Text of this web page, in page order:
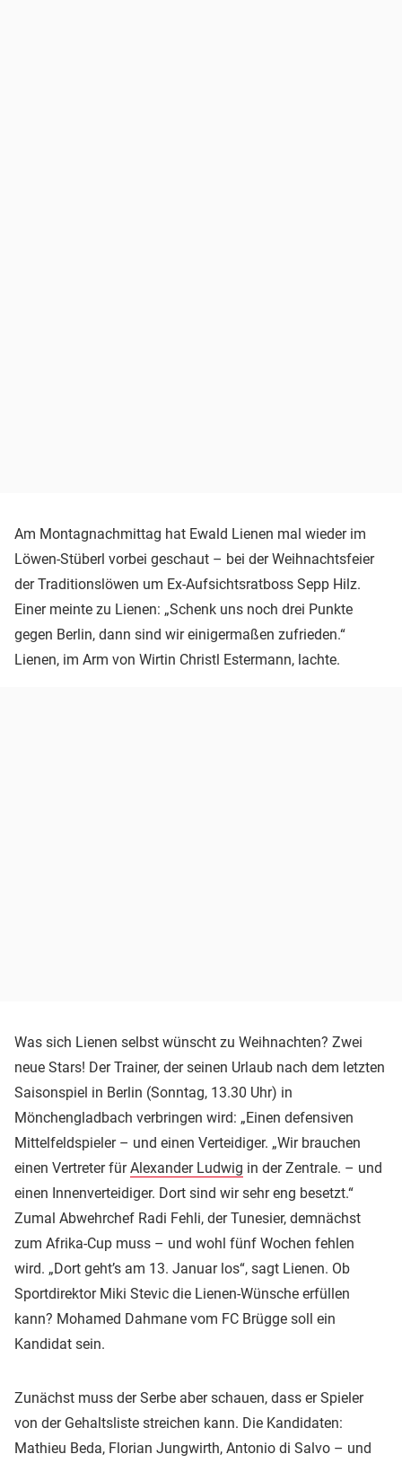
Am Montagnachmittag hat Ewald Lienen mal wieder im
Löwen-Stüberl vorbei geschaut – bei der Weihnachtsfeier
der Traditionslöwen um Ex-Aufsichtsratboss Sepp Hilz.
Einer meinte zu Lienen: „Schenk uns noch drei Punkte
gegen Berlin, dann sind wir einigermaßen zufrieden.“
Lienen, im Arm von Wirtin Christl Estermann, lachte.
Was sich Lienen selbst wünscht zu Weihnachten? Zwei
neue Stars! Der Trainer, der seinen Urlaub nach dem letzten
Saisonspiel in Berlin (Sonntag, 13.30 Uhr) in
Mönchengladbach verbringen wird: „Einen defensiven
Mittelfeldspieler – und einen Verteidiger. „Wir brauchen
einen Vertreter fürAlexander Ludwig in der Zentrale. – und
einen Innenverteidiger. Dort sind wir sehr eng besetzt.“
Zumal Abwehrchef Radi Fehli, der Tunesier, demnächst
zum Afrika-Cup muss – und wohl fünf Wochen fehlen
wird. „Dort geht’s am 13. Januar los“, sagt Lienen. Ob
Sportdirektor Miki Stevic die Lienen-Wünsche erfüllen
kann? Mohamed Dahmane vom FC Brügge soll ein
Kandidat sein.
Zunächst muss der Serbe aber schauen, dass er Spieler
von der Gehaltsliste streichen kann. Die Kandidaten:
Mathieu Beda, Florian Jungwirth, Antonio di Salvo – und